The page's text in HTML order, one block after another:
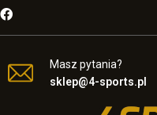
Masz pytania?
sklep@4-sports.pl